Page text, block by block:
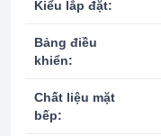
Kiểu lắp đặt:
Bảng điều
khiển:
Chất liệu mặt
bếp: